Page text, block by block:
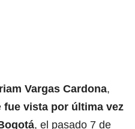
Vargas Cardona,
fue vista por última vez
, el pasado 7 de